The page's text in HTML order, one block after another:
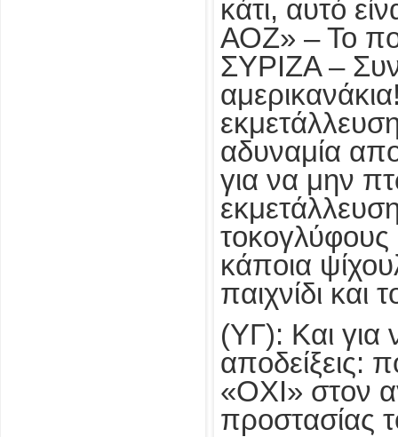
κάτι, αυτό
ΑΟΖ» – Το
ΣΥΡΙΖΑ –
αδυναμία
για να μην
κάποια
παιχνίδι και
(ΥΓ): Και για
αποδείξεις:
«ΟΧΙ» στον
προστασίας